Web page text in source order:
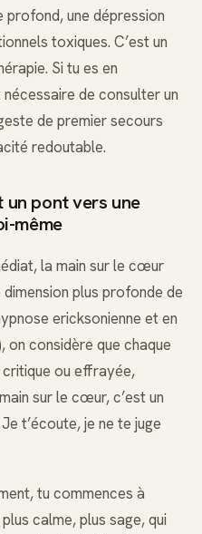
profond, une dépression
toxiques. C’est un
Si tu es en
de consulter un
de premier secours
redoutable.
un pont vers une
même
la main sur le cœur
plus profonde de
ericksonienne et en
on considère que chaque
critique ou effrayée,
sur le cœur, c’est un
t’écoute, je ne te juge
tu commences à
calme, plus sage, qui